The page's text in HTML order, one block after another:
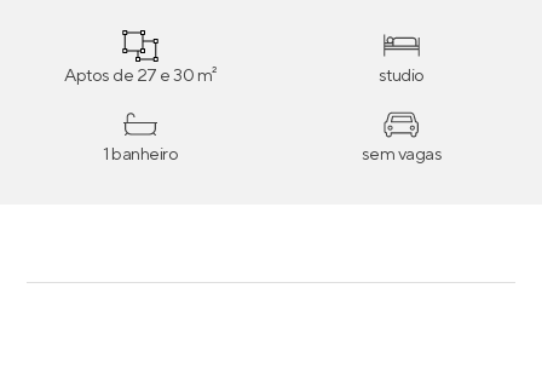
Aptos de 27 e 30 m² studio
1 banheiro sem vagas